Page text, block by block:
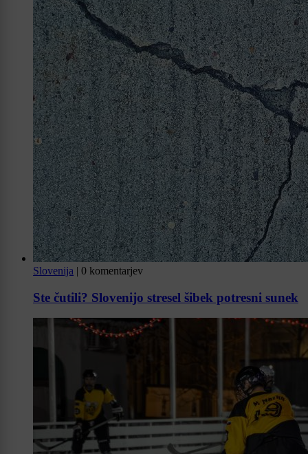
Slovenija | 0 komentarjev
Ste čutili? Slovenijo stresel šibek potresni sunek